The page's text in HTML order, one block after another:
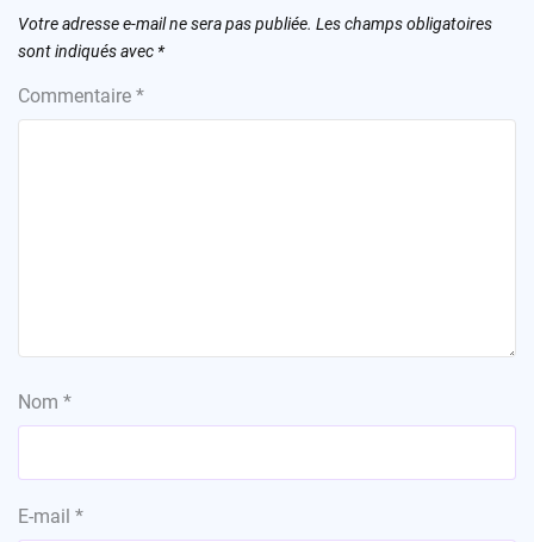
Votre adresse e-mail ne sera pas publiée. Les champs obligatoires
sont indiqués avec *
Commentaire *
Nom *
E-mail *